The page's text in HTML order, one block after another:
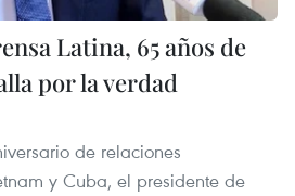
Latina, 65 años de
por la verdad
de relaciones
y Cuba, el presidente de